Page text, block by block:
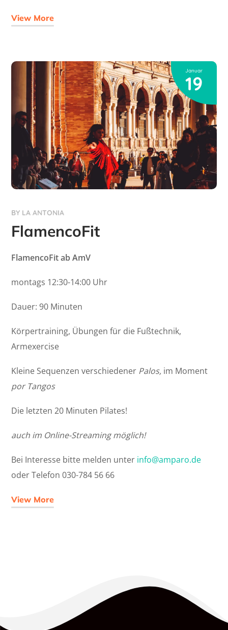
View More
Januar
19
BY LA ANTONIA
FlamencoFit
FlamencoFit ab AmV
montags 12:30-14:00 Uhr
Dauer: 90 Minuten
Körpertraining, Übungen für die Fußtechnik,
Armexercise
Kleine Sequenzen verschiedener Palos, im Moment
por Tangos
Die letzten 20 Minuten Pilates!
auch im Online-Streaming möglich!
Bei Interesse bitte melden unter info@amparo.de
oder Telefon 030-784 56 66
View More